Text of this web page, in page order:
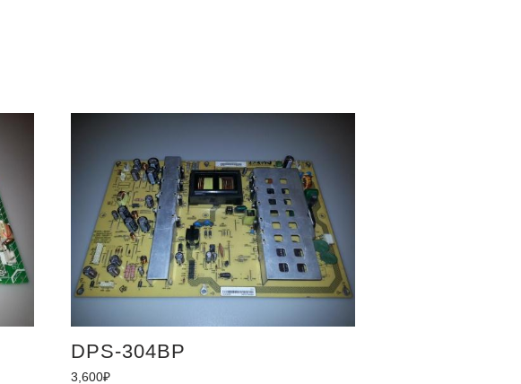
DPS-304BP
3,600₽